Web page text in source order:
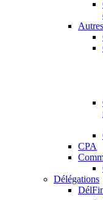
CPA
Délégations